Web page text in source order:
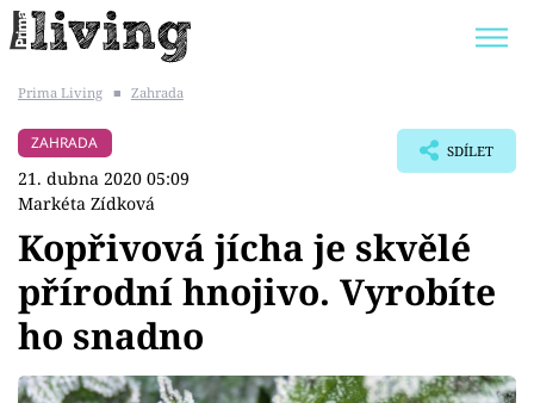
BYDLENÍ SLAVNÝCH
Témata
Bydlení
Prima Living ■ Zahrada
ZAHRADA
21. dubna 2020 05:09
Markéta Zídková
SDÍLET
Kopřivová jícha je skvělé
přírodní hnojivo. Vyrobíte
ho snadno